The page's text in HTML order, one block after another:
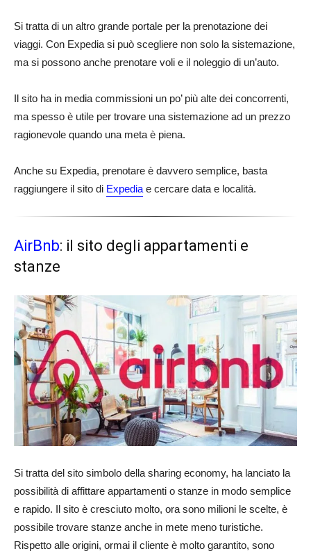
Si tratta di un altro grande portale per la prenotazione dei
viaggi. Con Expedia si può scegliere non solo la sistemazione,
ma si possono anche prenotare voli e il noleggio di un’auto.
Il sito ha in media commissioni un po’ più alte dei concorrenti,
ma spesso è utile per trovare una sistemazione ad un prezzo
ragionevole quando una meta è piena.
Anche su Expedia, prenotare è davvero semplice, basta
raggiungere il sito di Expedia e cercare data e località.
AirBnb: il sito degli appartamenti e
stanze
Si tratta del sito simbolo della sharing economy, ha lanciato la
possibilità di affittare appartamenti o stanze in modo semplice
e rapido. Il sito è cresciuto molto, ora sono milioni le scelte, è
possibile trovare stanze anche in mete meno turistiche.
Rispetto alle origini, ormai il cliente è molto garantito, sono